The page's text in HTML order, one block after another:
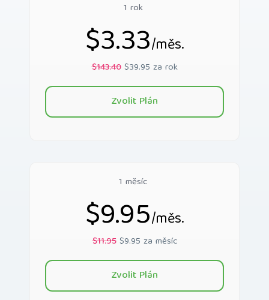
1 měsíc
$9.95/měs.
$11.95$9.95 za měsíc
Zvolit Plán
1 rok
$3.33/měs.
$143.40$39.95 za rok
Zvolit Plán